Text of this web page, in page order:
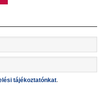
tájékoztatónkat.